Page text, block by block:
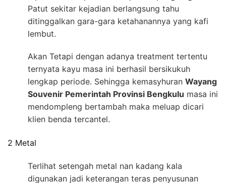
Patut sekitar kejadian berlangsung tahu
ditinggalkan gara-gara ketahanannya yang kafi
lembut.
Akan Tetapi dengan adanya treatment tertentu
ternyata kayu masa ini berhasil bersikukuh
lengkap periode. Sehingga kemasyhuran Wayang
Souvenir Pemerintah Provinsi Bengkulu masa ini
mendompleng bertambah maka meluap dicari
klien benda tercantel.
2 Metal
Terlihat setengah metal nan kadang kala
digunakan jadi keterangan teras penyusunan